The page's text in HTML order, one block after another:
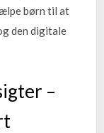
børn til at
den digitale
–